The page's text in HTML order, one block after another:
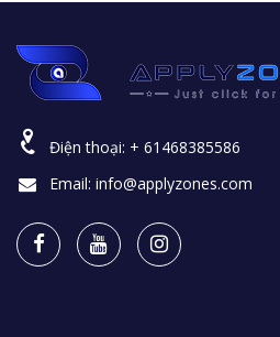
Điện thoại: + 61468385586
Email: info@applyzones.com